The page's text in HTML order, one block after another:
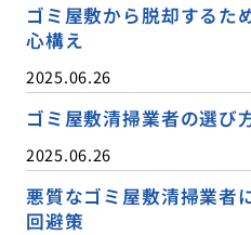
ゴミ屋敷から脱却するた
心構え
2025.06.26
ゴミ屋敷清掃業者の選び
2025.06.26
悪質なゴミ屋敷清掃業者
回避策